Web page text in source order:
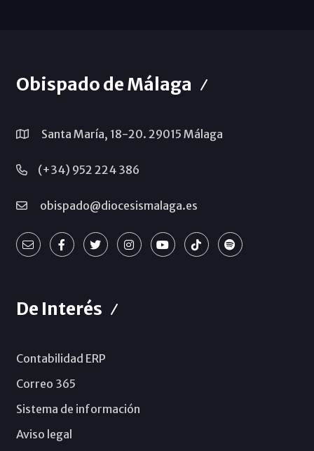
Obispado de Málaga
Santa María, 18-20. 29015 Málaga
(+34) 952 224 386
obispado@diocesismalaga.es
De Interés
Contabilidad ERP
Correo 365
Sistema de información
Aviso legal